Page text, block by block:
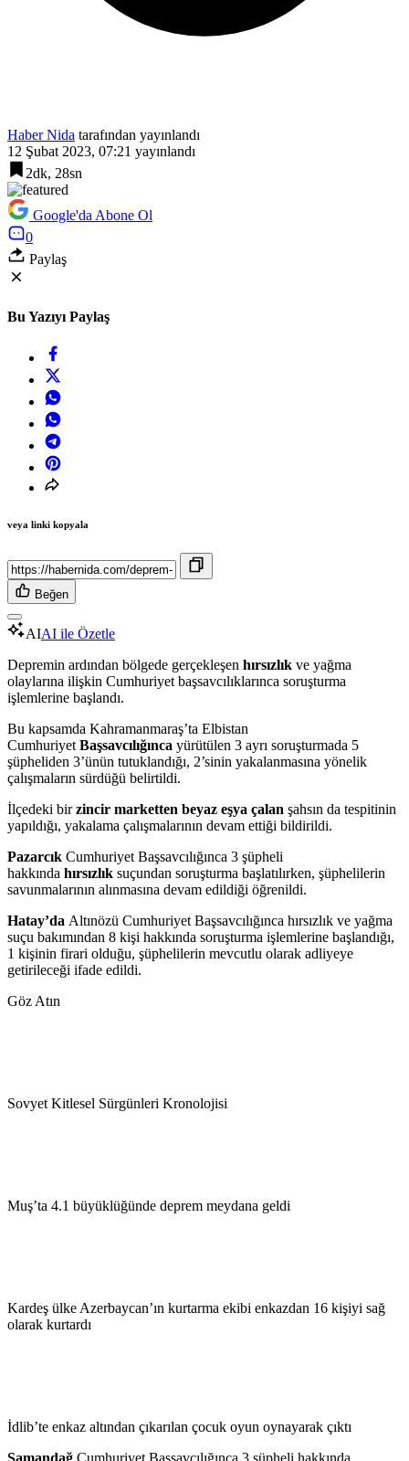
Haber Nida tarafından yayınlandı
12 Şubat 2023, 07:21 yayınlandı
2dk, 28sn
Google'da Abone Ol
0
Paylaş
Bu Yazıyı Paylaş
veya linki kopyala
Beğen
AIAI ile Özetle
Depremin ardından bölgede gerçekleşen hırsızlık ve yağma
olaylarına ilişkin Cumhuriyet başsavcılıklarınca soruşturma
işlemlerine başlandı.
Bu kapsamda Kahramanmaraş’ta Elbistan
Cumhuriyet Başsavcılığınca yürütülen 3 ayrı soruşturmada 5
şüpheliden 3’ünün tutuklandığı, 2’sinin yakalanmasına yönelik
çalışmaların sürdüğü belirtildi.
İlçedeki birzincir marketten beyaz eşya çalan şahsın da tespitinin
yapıldığı, yakalama çalışmalarının devam ettiği bildirildi.
Pazarcık Cumhuriyet Başsavcılığınca 3 şüpheli
hakkında hırsızlık suçundan soruşturma başlatılırken, şüphelilerin
savunmalarının alınmasına devam edildiği öğrenildi.
Hatay’da Altınözü Cumhuriyet Başsavcılığınca hırsızlık ve yağma
suçu bakımından 8 kişi hakkında soruşturma işlemlerine başlandığı,
1 kişinin firari olduğu, şüphelilerin mevcutlu olarak adliyeye
getirileceği ifade edildi.
Göz Atın
Sovyet Kitlesel Sürgünleri Kronolojisi
Muş’ta 4.1 büyüklüğünde deprem meydana geldi
Kardeş ülke Azerbaycan’ın kurtarma ekibi enkazdan 16 kişiyi sağ
olarak kurtardı
İdlib’te enkaz altından çıkarılan çocuk oyun oynayarak çıktı